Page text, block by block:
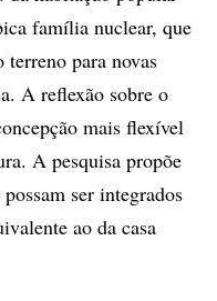
família nuclear, que
terreno para novas
A reflexão sobre o
mais flexível
A pesquisa propõe
ser integrados
ao da casa